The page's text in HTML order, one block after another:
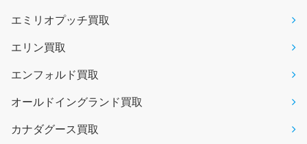
エミリオプッチ買取
エリン買取
エンフォルド買取
オールドイングランド買取
カナダグース買取